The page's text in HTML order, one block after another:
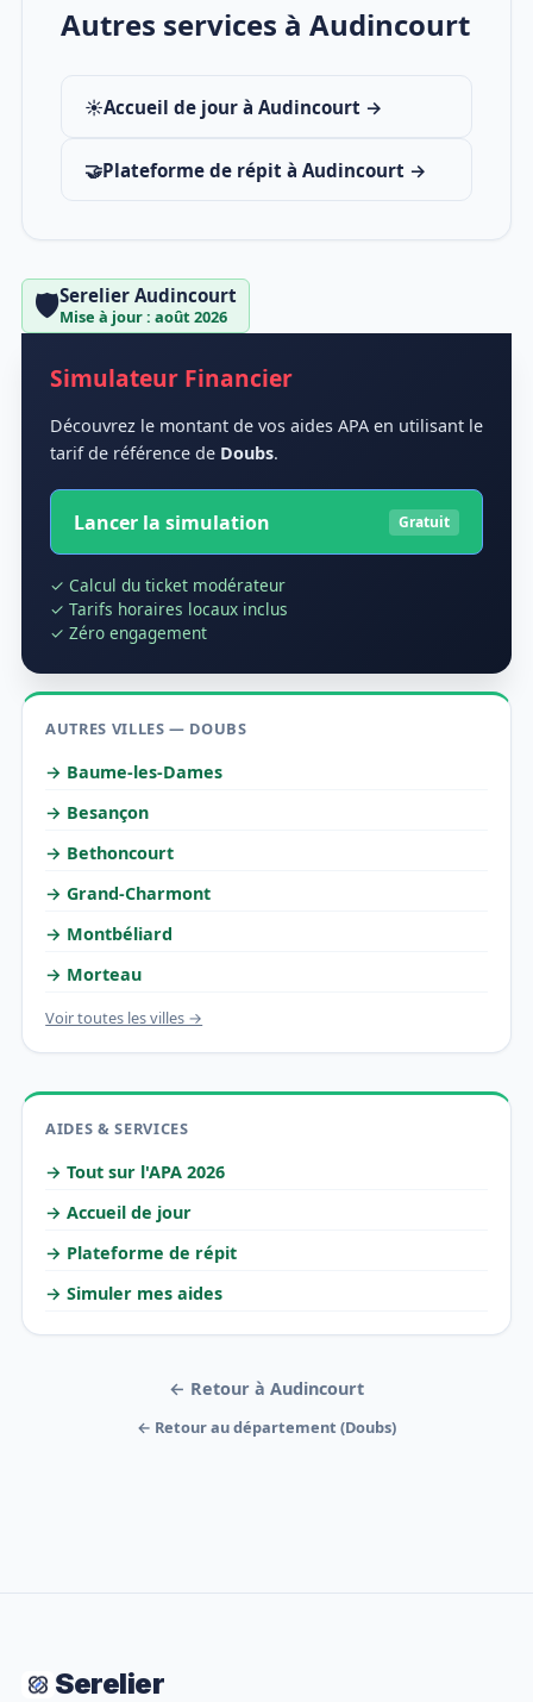
Autres services à Audincourt
☀️Accueil de jour à Audincourt →
🤝Plateforme de répit à Audincourt →
🛡️Serelier Audincourt
Mise à jour : août 2026
Simulateur Financier
Découvrez le montant de vos aides APA en utilisant le
tarif de référence de Doubs.
Lancer la simulation Gratuit
✓ Calcul du ticket modérateur
✓ Tarifs horaires locaux inclus
✓ Zéro engagement
AUTRES VILLES — DOUBS
→ Baume-les-Dames
→ Besançon
→ Bethoncourt
→ Grand-Charmont
→ Montbéliard
→ Morteau
Voir toutes les villes →
AIDES & SERVICES
→ Tout sur l'APA 2026
→ Accueil de jour
→ Plateforme de répit
→ Simuler mes aides
← Retour à Audincourt
← Retour au département (Doubs)
Serelier